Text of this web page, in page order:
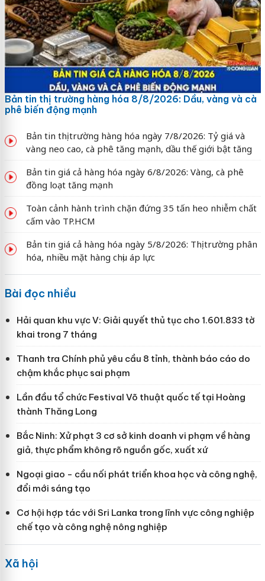
Bản tin thị trường hàng hóa 8/8/2026: Dầu, vàng và cà
phê biến động mạnh
Bản tin thị trường hàng hóa ngày 7/8/2026: Tỷ giá và
vàng neo cao, cà phê tăng mạnh, dầu thế giới bật tăng
Bản tin giá cả hàng hóa ngày 6/8/2026: Vàng, cà phê
đồng loạt tăng mạnh
Toàn cảnh hành trình chặn đứng 35 tấn heo nhiễm chất
cấm vào TP.HCM
Bản tin giá cả hàng hóa ngày 5/8/2026: Thị trường phân
hóa, nhiều mặt hàng chịu áp lực
Bài đọc nhiều
Hải quan khu vực V: Giải quyết thủ tục cho 1.601.833 tờ
khai trong 7 tháng
Thanh tra Chính phủ yêu cầu 8 tỉnh, thành báo cáo do
chậm khắc phục sai phạm
Lần đầu tổ chức Festival Võ thuật quốc tế tại Hoàng
thành Thăng Long
Bắc Ninh: Xử phạt 3 cơ sở kinh doanh vi phạm về hàng
giả, thực phẩm không rõ nguồn gốc, xuất xứ
Ngoại giao - cầu nối phát triển khoa học và công nghệ,
đổi mới sáng tạo
Cơ hội hợp tác với Sri Lanka trong lĩnh vực công nghiệp
chế tạo và công nghệ nông nghiệp
Xã hội